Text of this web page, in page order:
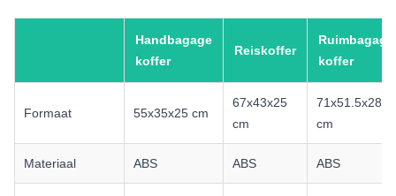
Handbagage
koffer
Reiskoffer
Ruimbagage
koffer
Formaat 55x35x25 cm
67x43x25
cm
71x51.5x28
cm
Materiaal ABS ABS ABS